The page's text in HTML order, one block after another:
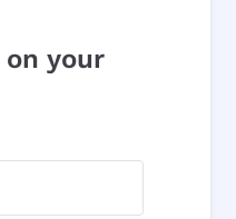
on your